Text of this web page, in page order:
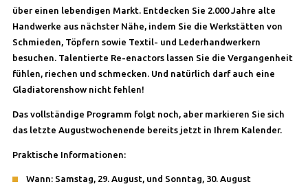
über einen lebendigen Markt. Entdecken Sie 2.000 Jahre alte
Handwerke aus nächster Nähe, indem Sie die Werkstätten von
Schmieden, Töpfern sowie Textil- und Lederhandwerkern
besuchen. Talentierte Re-enactors lassen Sie die Vergangenheit
fühlen, riechen und schmecken. Und natürlich darf auch eine
Gladiatorenshow nicht fehlen!
Das vollständige Programm folgt noch, aber markieren Sie sich
das letzte Augustwochenende bereits jetzt in Ihrem Kalender.
Praktische Informationen:
Wann: Samstag, 29. August, und Sonntag, 30. August